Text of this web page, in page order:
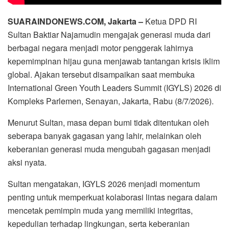
SUARAINDONEWS.COM, Jakarta – Ketua DPD RI
Sultan Baktiar Najamudin mengajak generasi muda dari
berbagai negara menjadi motor penggerak lahirnya
kepemimpinan hijau guna menjawab tantangan krisis iklim
global. Ajakan tersebut disampaikan saat membuka
International Green Youth Leaders Summit (IGYLS) 2026 di
Kompleks Parlemen, Senayan, Jakarta, Rabu (8/7/2026).
Menurut Sultan, masa depan bumi tidak ditentukan oleh
seberapa banyak gagasan yang lahir, melainkan oleh
keberanian generasi muda mengubah gagasan menjadi
aksi nyata.
Sultan mengatakan, IGYLS 2026 menjadi momentum
penting untuk memperkuat kolaborasi lintas negara dalam
mencetak pemimpin muda yang memiliki integritas,
kepedulian terhadap lingkungan, serta keberanian